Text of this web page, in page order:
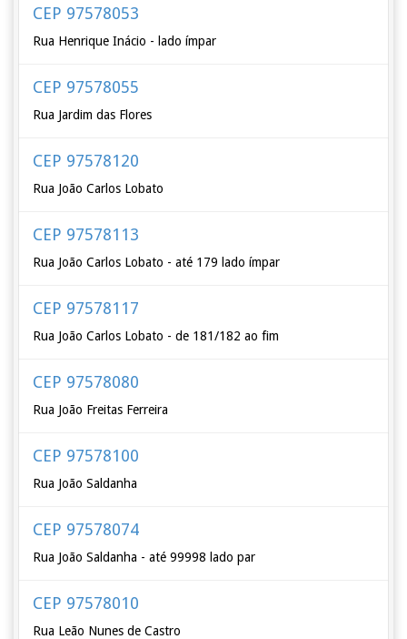
CEP 97578053
Rua Henrique Inácio - lado ímpar
CEP 97578055
Rua Jardim das Flores
CEP 97578120
Rua João Carlos Lobato
CEP 97578113
Rua João Carlos Lobato - até 179 lado ímpar
CEP 97578117
Rua João Carlos Lobato - de 181/182 ao fim
CEP 97578080
Rua João Freitas Ferreira
CEP 97578100
Rua João Saldanha
CEP 97578074
Rua João Saldanha - até 99998 lado par
CEP 97578010
Rua Leão Nunes de Castro